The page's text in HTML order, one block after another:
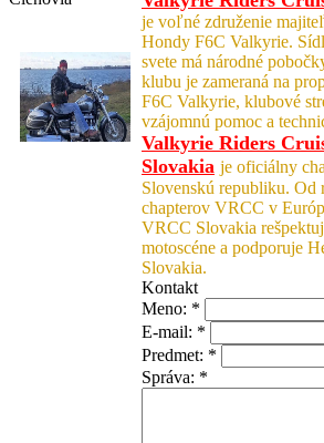
je voľné združenie
Hondy F6C Valkyrie.
svete má národné
klubu je zameraná na
F6C Valkyrie, klubové
vzájomnú pomoc a
Valkyrie Riders
Slovakia je oficiálny
Slovenskú republiku. Od
chapterov VRCC v
VRCC Slovakia
motoscéne a podporuje
Slovakia.
Kontakt
Meno: *
E-mail: *
Predmet: *
Správa: *